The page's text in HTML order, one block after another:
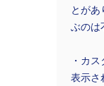
とが
ぶのは
・カ
表示さ